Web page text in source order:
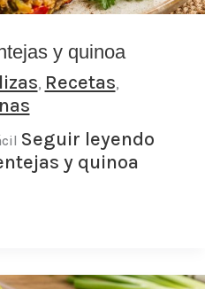
y quinoa
, Recetas,
Seguir leyendo
y quinoa